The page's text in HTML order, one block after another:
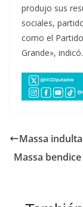
produjo sus
sociales,
como el
Grande», indicó.
Massa
Massa